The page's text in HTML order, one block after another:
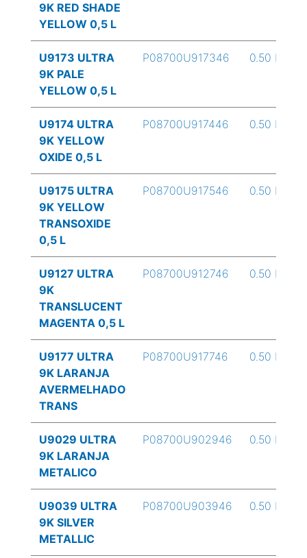
9K RED SHADE
YELLOW 0,5 L
U9173 ULTRA
9K PALE
YELLOW 0,5 L
P08700U917346 0.50 L
U9174 ULTRA
9K YELLOW
OXIDE 0,5 L
P08700U917446 0.50 L
U9175 ULTRA
9K YELLOW
TRANSOXIDE
0,5 L
P08700U917546 0.50 L
U9127 ULTRA
9K
TRANSLUCENT
MAGENTA 0,5 L
P08700U912746 0.50 L
U9177 ULTRA
9K LARANJA
AVERMELHADO
TRANS
P08700U917746 0.50 L
U9029 ULTRA
9K LARANJA
METALICO
P08700U902946 0.50 L
U9039 ULTRA
9K SILVER
METALLIC
P08700U903946 0.50 L